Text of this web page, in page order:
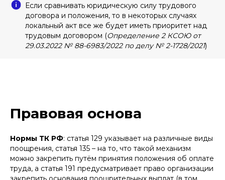
Если сравнивать юридическую силу трудового
договора и положения, то в некоторых случаях
локальный акт все же будет иметь приоритет над
трудовым договором (Определение 2 КСОЮ от
29.03.2022 № 88-6983/2022 по делу № 2-1728/2021)
Правовая основа
Нормы ТК РФ: статья 129 указывает на различные виды
поощрения, статья 135 – на то, что такой механизм
можно закрепить путём принятия положения об оплате
труда, а статья 191 предусматривает право организации